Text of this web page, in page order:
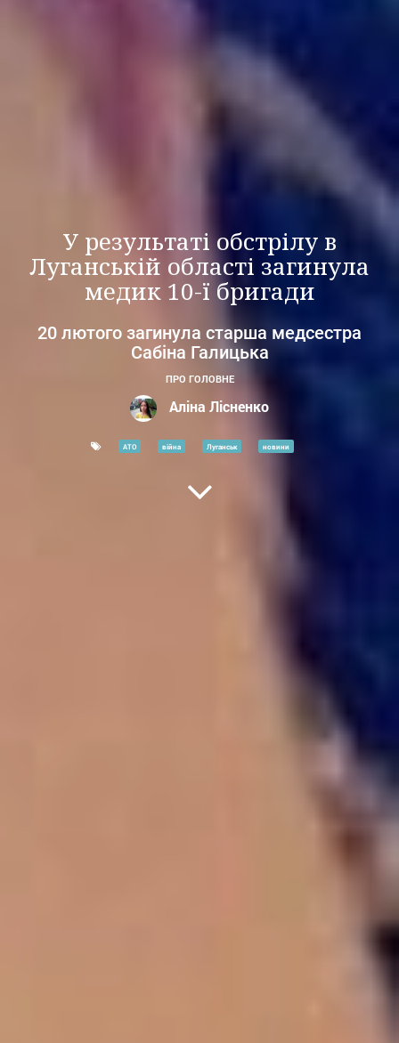
У результаті обстрілу в
Луганській області загинула
медик 10-ї бригади
20 лютого загинула старша медсестра
Сабіна Галицька
ПРО ГОЛОВНЕ
Аліна Лісненко
АТО війна Луганськ новини